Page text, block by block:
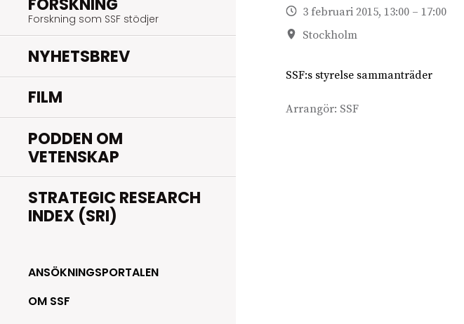
Forskning som SSF stödjer
NYHETSBREV
FILM
PODDEN OM
VETENSKAP
STRATEGIC RESEARCH
INDEX (SRI)
ANSÖKNINGSPORTALEN
OM SSF
3 februari 2015, 13:00 – 17:00
Stockholm
SSF:s styrelse sammanträder
Arrangör: SSF